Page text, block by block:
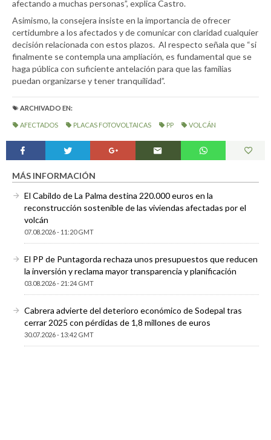
afectando a muchas personas”, explica Castro.
Asimismo, la consejera insiste en la importancia de ofrecer
certidumbre a los afectados y de comunicar con claridad cualquier
decisión relacionada con estos plazos. Al respecto señala que “si
finalmente se contempla una ampliación, es fundamental que se
haga pública con suficiente antelación para que las familias
puedan organizarse y tener tranquilidad”.
ARCHIVADO EN:
AFECTADOS PLACAS FOTOVOLTAICAS PP VOLCÁN
MÁS INFORMACIÓN
El Cabildo de La Palma destina 220.000 euros en la
reconstrucción sostenible de las viviendas afectadas por el
volcán
07.08.2026 - 11:20 GMT
El PP de Puntagorda rechaza unos presupuestos que reducen
la inversión y reclama mayor transparencia y planificación
03.08.2026 - 21:24 GMT
Cabrera advierte del deterioro económico de Sodepal tras
cerrar 2025 con pérdidas de 1,8 millones de euros
30.07.2026 - 13:42 GMT